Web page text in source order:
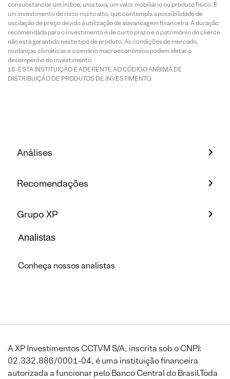
consubstanciar um índice, uma taxa, um valor mobiliário ou produto físico. É
um investimento de risco muito alto, que contempla a possibilidade de
oscilação de preço devido à utilização de alavancagem financeira. A duração
recomendada para o investimento é de curto prazo e o patrimônio do cliente
não está garantido neste tipo de produto. As condições de mercado,
mudanças climáticas e o cenário macroeconômico podem afetar o
desempenho do investimento.
ESTA INSTITUIÇÃO É ADERENTE AO CÓDIGO ANBIMA DE
DISTRIBUIÇÃO DE PRODUTOS DE INVESTIMENTO.
Análises
Recomendações
Grupo XP
Analistas
Conheça nossos analistas
A XP Investimentos CCTVM S/A, inscrita sob o CNPJ:
02.332.886/0001-04, é uma instituição financeira
autorizada a funcionar pelo Banco Central do Brasil.Toda